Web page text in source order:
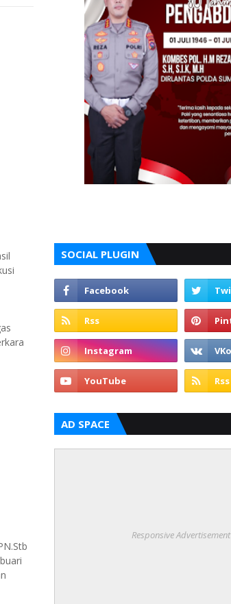
SOCIAL PLUGIN
AD SPACE
Responsive Advertisement